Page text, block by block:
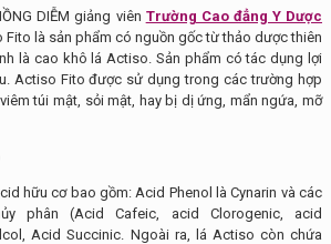
DIỄM giảng viên Trường Cao đẳng Y Dược
là sản phẩm có nguồn gốc từ thảo dược thiên
là cao khô lá Actiso. Sản phẩm có tác dụng lợi
Actiso Fito được sử dụng trong các trường hợp
túi mật, sỏi mật, hay bị dị ứng, mẩn ngứa, mỡ
hữu cơ bao gồm: Acid Phenol là Cynarin và các
phân (Acid Cafeic, acid Clorogenic, acid
Acid Succinic. Ngoài ra, lá Actiso còn chứa